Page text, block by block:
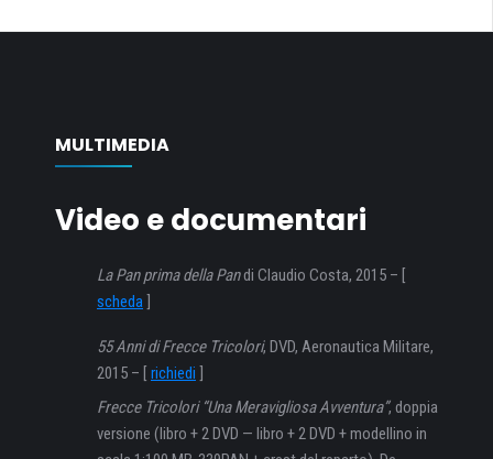
MULTIMEDIA
Video e documentari
La Pan prima della Pandi Claudio Costa, 2015 – [
scheda]
55 Anni di Frecce Tricolori, DVD, Aeronautica Militare,
2015 – [ richiedi ]
Frecce Tricolori “Una Meravigliosa Avventura”, doppia
versione (libro + 2 DVD — libro + 2 DVD + modellino in